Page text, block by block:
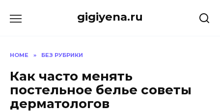
gigiyena.ru
HOME » БЕЗ РУБРИКИ
Как часто менять
постельное белье советы
дерматологов